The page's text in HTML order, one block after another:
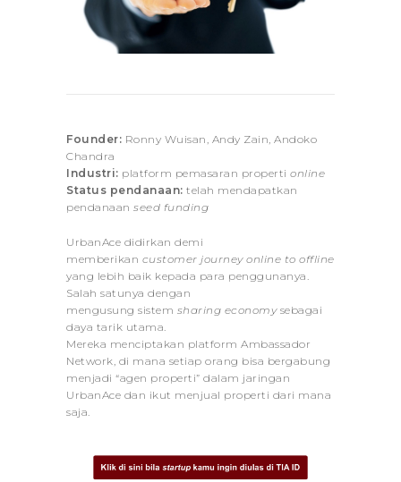
Founder: Ronny Wuisan, Andy Zain, Andoko
Chandra
Industri: platform pemasaran properti online
Status pendanaan: telah mendapatkan
pendanaan seed funding
UrbanAce didirkan demi
memberikan customer journey online to offline
yang lebih baik kepada para penggunanya.
Salah satunya dengan
mengusung sistem sharing economysebagai
daya tarik utama.
Mereka menciptakan platform Ambassador
Network, di mana setiap orang bisa bergabung
menjadi “agen properti” dalam jaringan
UrbanAce dan ikut menjual properti dari mana
saja.